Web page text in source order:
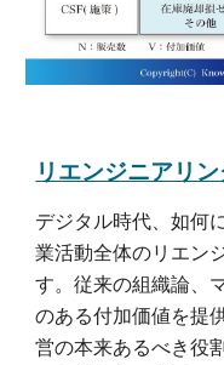
リエンジニアリ
デジタル時代、如何
業活動全体のリエン
す。従来の組織論、
のある付加価値を提
営の本来あるべき役